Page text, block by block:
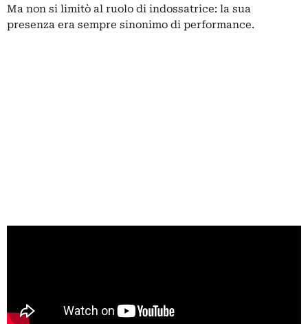
Ma non si limitò al ruolo di indossatrice: la sua
presenza era sempre sinonimo di performance.